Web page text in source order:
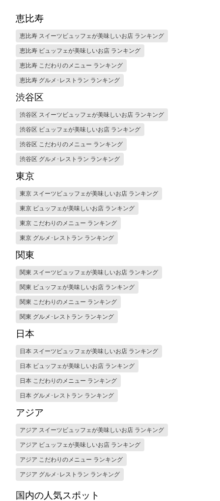
恵比寿
恵比寿 スイーツビュッフェが美味しいお店 ランキング
恵比寿 ビュッフェが美味しいお店 ランキング
恵比寿 こだわりのメニュー ランキング
恵比寿 グルメ･レストラン ランキング
渋谷区
渋谷区 スイーツビュッフェが美味しいお店 ランキング
渋谷区 ビュッフェが美味しいお店 ランキング
渋谷区 こだわりのメニュー ランキング
渋谷区 グルメ･レストラン ランキング
東京
東京 スイーツビュッフェが美味しいお店 ランキング
東京 ビュッフェが美味しいお店 ランキング
東京 こだわりのメニュー ランキング
東京 グルメ･レストラン ランキング
関東
関東 スイーツビュッフェが美味しいお店 ランキング
関東 ビュッフェが美味しいお店 ランキング
関東 こだわりのメニュー ランキング
関東 グルメ･レストラン ランキング
日本
日本 スイーツビュッフェが美味しいお店 ランキング
日本 ビュッフェが美味しいお店 ランキング
日本 こだわりのメニュー ランキング
日本 グルメ･レストラン ランキング
アジア
アジア スイーツビュッフェが美味しいお店 ランキング
アジア ビュッフェが美味しいお店 ランキング
アジア こだわりのメニュー ランキング
アジア グルメ･レストラン ランキング
国内の人気スポット